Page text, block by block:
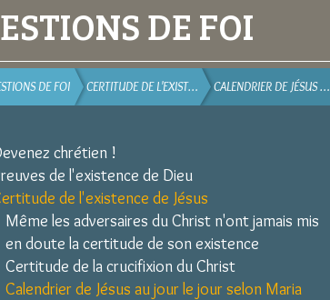
DE FOI
DE FOI CERTITUDE DE L'EXIST… CALENDRIER DE JÉSUS …
chrétien !
de l'existence de Dieu
de l'existence de Jésus
Même les adversaires du Christ n'ont jamais mis
en doute la certitude de son existence
Certitude de la crucifixion du Christ
Calendrier de Jésus au jour le jour selon Maria